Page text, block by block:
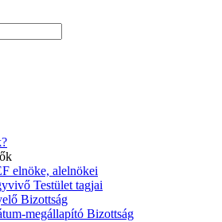
elnöke, alelnökei
Testület tagjai
Bizottság
megállapító Bizottság